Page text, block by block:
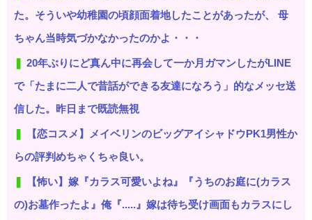
た。そういや幼稚園の頃顔面着地したことがあったが、 母
ちゃん当時気づかなかったのかよ・・・
20年ぶりにど真ん中に再会して一か月ガマンしたがLINE
で「たまに二人で昔話ができる友達になろう」的なメッセ送
信した。昨日まで既読無視
【恋コスメ】メイベリンのビッグアイシャドウPK1男性か
らの評判めちゃくちゃ良い。
【怖い】嫁『カラス可愛いよね』『うちのお庭に(カラス
の)お墓作ったよ』俺『.....』嫁は待ち受け画面もカラスにし